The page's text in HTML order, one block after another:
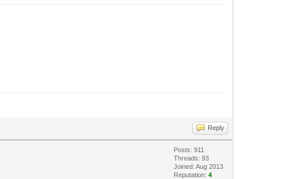
Reply
Posts: 911
Threads: 93
Joined: Aug 2013
Reputation:4